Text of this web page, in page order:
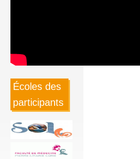
Écoles des
participants